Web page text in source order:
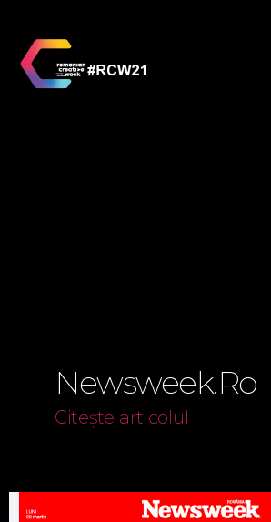
Newsweek.ro
Citește articolul